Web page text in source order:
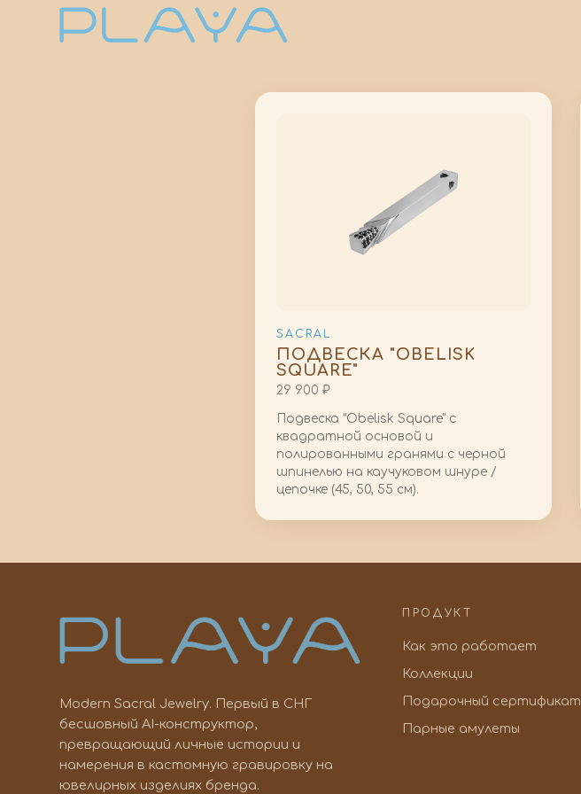
SACRAL
ПОДВЕСКА "OBELISK
SQUARE"
29 900 ₽
Подвеска "Obelisk Square" с
квадратной основой и
полированными гранями с черной
шпинелью на каучуковом шнуре /
цепочке (45, 50, 55 см).
Modern Sacral Jewelry. Первый в СНГ
бесшовный AI-конструктор,
превращающий личные истории и
намерения в кастомную гравировку на
ювелирных изделиях бренда.
ПРОДУКТ
Как это работает
Коллекции
Подарочный сертификат
Парные амулеты